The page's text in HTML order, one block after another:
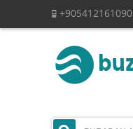
+905412161090